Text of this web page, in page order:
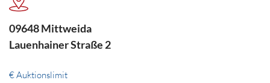
09648 Mittweida
Lauenhainer Straße 2
€ Auktionslimit